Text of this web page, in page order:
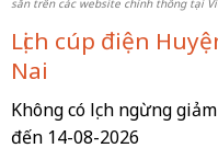
sẵn trên các website chính thống tại
Lịch cúp điện
Nai
Không có lịch ngừng
đến 14-08-2026